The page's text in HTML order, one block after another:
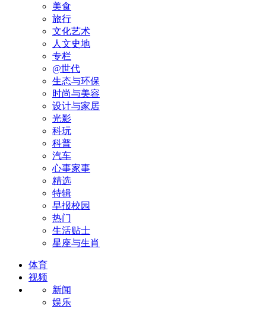
美食
旅行
文化艺术
人文史地
专栏
@世代
生态与环保
时尚与美容
设计与家居
光影
科玩
科普
汽车
心事家事
精选
特辑
早报校园
热门
生活贴士
星座与生肖
体育
视频
新闻
娱乐